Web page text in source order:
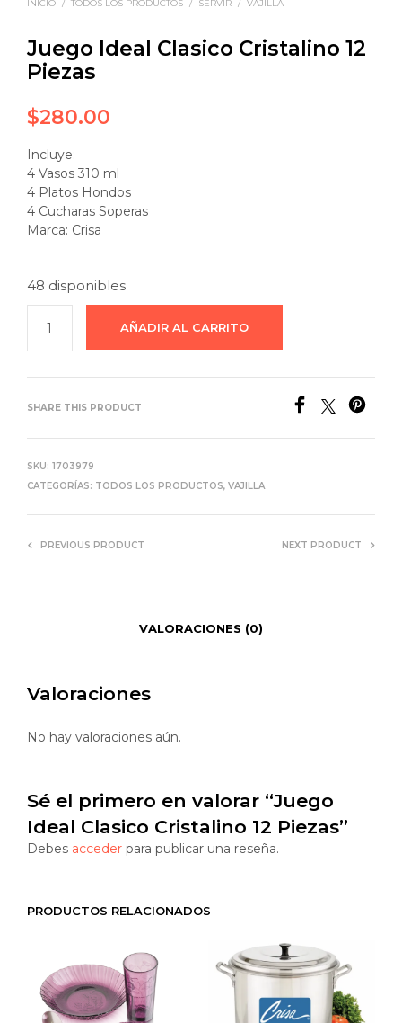
INICIO / TODOS LOS PRODUCTOS / SERVIR / VAJILLA
Juego Ideal Clasico Cristalino 12
Piezas
$280.00
Incluye:
4 Vasos 310 ml
4 Platos Hondos
4 Cucharas Soperas
Marca: Crisa
48 disponibles
AÑADIR AL CARRITO
SHARE THIS PRODUCT
SKU: 1703979
CATEGORÍAS: TODOS LOS PRODUCTOS, VAJILLA
PREVIOUS PRODUCT NEXT PRODUCT
VALORACIONES (0)
Valoraciones
No hay valoraciones aún.
Sé el primero en valorar “Juego
Ideal Clasico Cristalino 12 Piezas”
Debes acceder para publicar una reseña.
PRODUCTOS RELACIONADOS